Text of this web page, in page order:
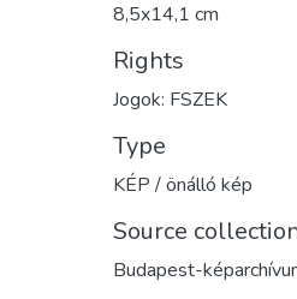
8,5x14,1 cm
Rights
Jogok: FSZEK
Type
KÉP / önálló kép
Source
Budapest-